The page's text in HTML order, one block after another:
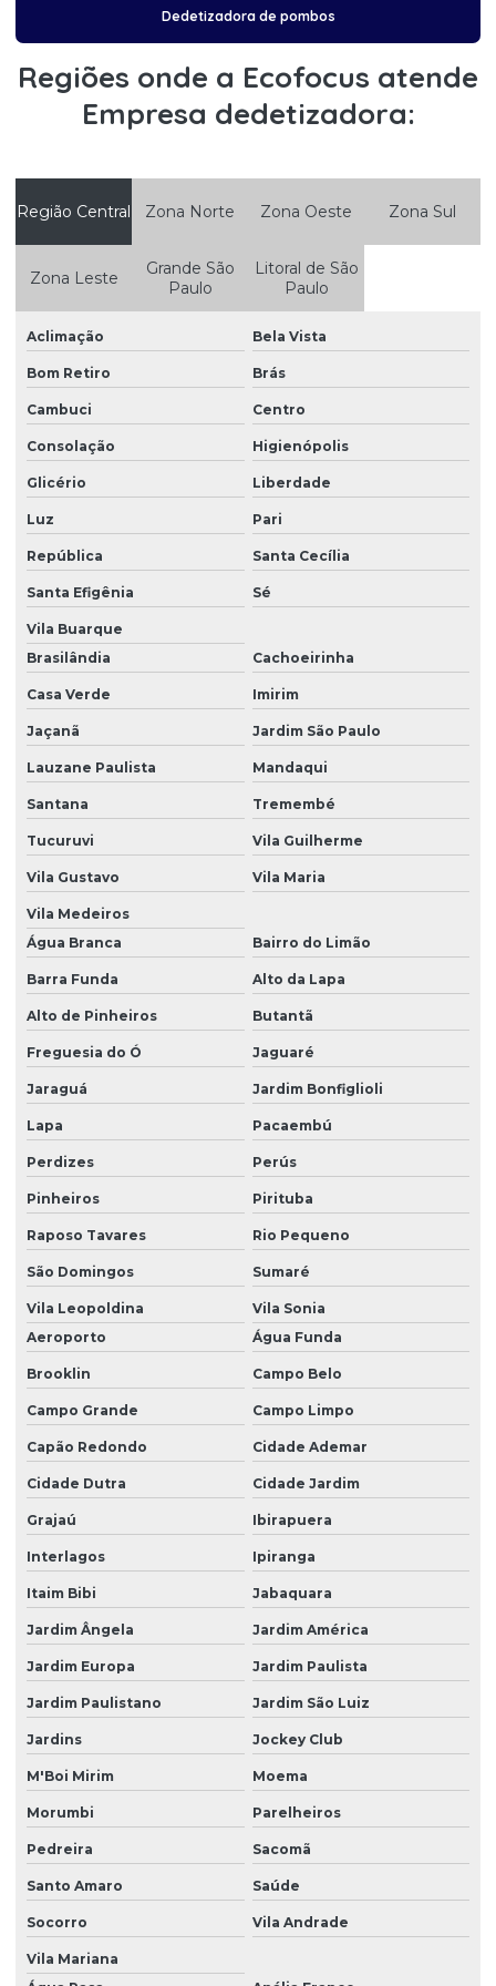
Controle de pragas urbanas cupim
Controle de pragas urbanas desratização
Controle de pragas urbanas escorpião
Controle de pragas urbanas e pombos
Controle de pragas urbanas pombos
Controle de pragas urbanas ratos
Controle de pragas urbanas e vetores
Controle de pragas e vetores
Controle de pragas e vetores em hospitais
Controle de pragas e vetores na indústria de alimentos
Controle ratos condomínio
Controle de roedor
Controle de roedores em áreas urbanas
Controle de vetores pombos
Dedetização contra baratas
Dedetização de baratas
Dedetização contra carrapatos
Dedetização de condomínios
Dedetização e controle de pragas
Dedetização contra cupim
Dedetização cupim
Dedetização cupim de solo
Dedetização e descupinização
Dedetização e desratização
Dedetização em empresas
Dedetização contra escorpião
Dedetização escorpião
Dedetização de formigas
Dedetização de formigas doceiras
Dedetização indústria de alimentos
Dedetização industrial
Dedetização de indústrias
Dedetização para infestação
Dedetização de insetos
Dedetização insetos voadores
Dedetização mosquito da dengue
Dedetização contra pernilongos
Dedetização de pernilongos
Dedetização de pombos
Dedetização de pragas
Dedetização de pragas urbanas
Dedetização contra pulgas
Dedetização de pulgas
Dedetizadora de pombos
Regiões onde a Ecofocus atende
Empresa dedetizadora:
Região Central Zona Norte Zona Oeste Zona Sul
Zona Leste
Grande São
Paulo
Litoral de São
Paulo
Aclimação Bela Vista
Bom Retiro Brás
Cambuci Centro
Consolação Higienópolis
Glicério Liberdade
Luz Pari
República Santa Cecília
Santa Efigênia Sé
Vila Buarque
Brasilândia
Cachoeirinha
Casa Verde Imirim
Jaçanã Jardim São Paulo
Lauzane Paulista Mandaqui
Santana Tremembé
Tucuruvi Vila Guilherme
Vila Gustavo Vila Maria
Vila Medeiros
Água Branca
Bairro do Limão
Barra Funda Alto da Lapa
Alto de Pinheiros Butantã
Freguesia do Ó Jaguaré
Jaraguá Jardim Bonfiglioli
Lapa Pacaembú
Perdizes Perús
Pinheiros Pirituba
Raposo Tavares Rio Pequeno
São Domingos Sumaré
Vila Leopoldina
Vila Sonia
Aeroporto
Água Funda
Brooklin Campo Belo
Campo Grande Campo Limpo
Capão Redondo Cidade Ademar
Cidade Dutra Cidade Jardim
Grajaú Ibirapuera
Interlagos Ipiranga
Itaim Bibi Jabaquara
Jardim Ângela Jardim América
Jardim Europa Jardim Paulista
Jardim Paulistano Jardim São Luiz
Jardins Jockey Club
M'Boi Mirim Moema
Morumbi Parelheiros
Pedreira Sacomã
Santo Amaro Saúde
Socorro Vila Andrade
Vila Mariana